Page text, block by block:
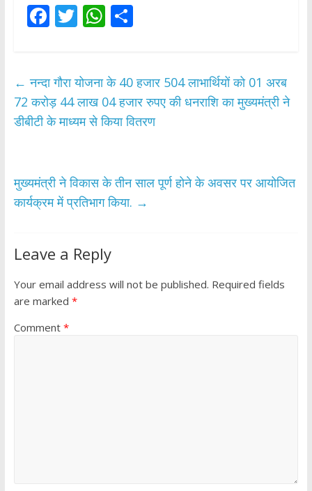
F
b
o
o
T
er
W
s
A
p
S
e
← नन्दा गौरा योजना के 40 हजार 504 लाभार्थियों को 01 अरब
72 करोड़ 44 लाख 04 हजार रुपए की धनराशि का मुख्यमंत्री ने
डीबीटी के माध्यम से किया वितरण
मुख्यमंत्री ने विकास के तीन साल पूर्ण होने के अवसर पर आयोजित
कार्यक्रम में प्रतिभाग किया. →
Leave a Reply
Your email address will not be published. Required fields
are marked *
Comment *